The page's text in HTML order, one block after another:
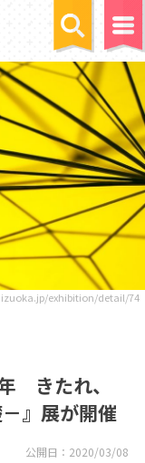
exhibition/detail/74
きたれ、
』展が開催
公開日： 2020/03/08